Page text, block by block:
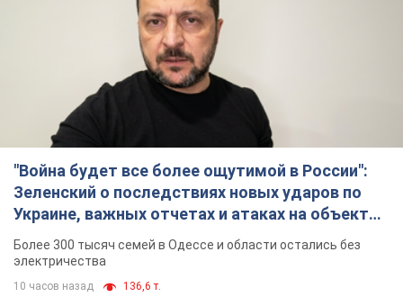
"Война будет все более ощутимой в России":
Зеленский о последствиях новых ударов по
Украине, важных отчетах и атаках на объекты
противника. Видео
Более 300 тысяч семей в Одессе и области остались без
электричества
10 часов назад 136,6 т.